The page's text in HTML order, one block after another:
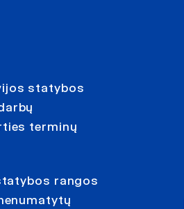
statybos
terminų
rangos